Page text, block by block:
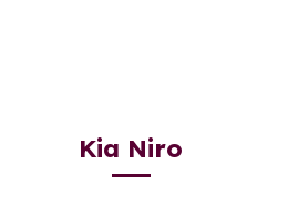
Kia Niro